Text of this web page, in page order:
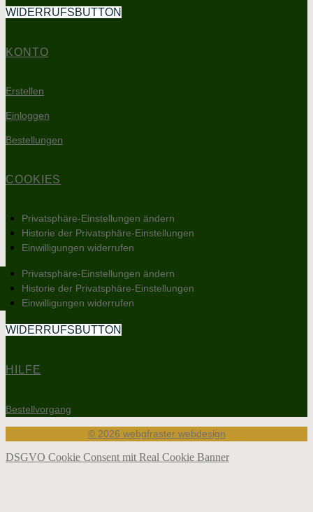
WIDERRUFSBUTTON
KONTO
Erstellen
Einloggen
Bestellungen
COOKIES
Privatsphäre-Einstellungen ändern
Historie der Privatsphäre-Einstellungen
Einwilligungen widerrufen
Privatsphäre-Einstellungen ändern
Historie der Privatsphäre-Einstellungen
Einwilligungen widerrufen
WIDERRUFSBUTTON
HILFE
Bestellvorgang
© 2026 webgfraster webdesign
DSGVO Cookie Consent mit Real Cookie Banner